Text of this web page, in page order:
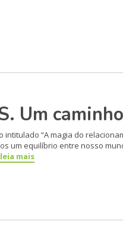
Um
intitulado “A magia do
um equilíbrio entre nosso
leia mais